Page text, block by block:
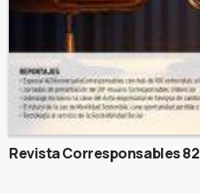
Revista Corresponsables 82